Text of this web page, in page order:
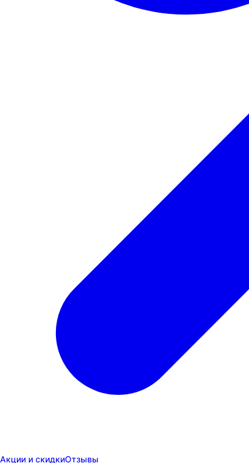
Акции и скидкиОтзывы